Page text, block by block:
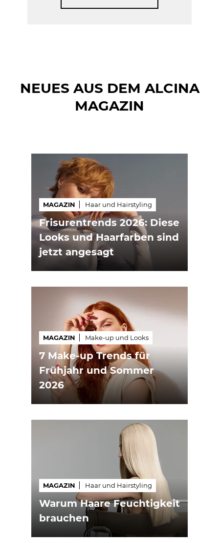
NEUES AUS DEM ALCINA
MAGAZIN
MAGAZIN Haar und Hairstyling
Frisurentrends 2026: Diese
Looks und Haarfarben sind
jetzt angesagt
MAGAZIN Make-up und Looks
7 Make-up Trends für
Frühjahr und Sommer
2026
MAGAZIN Haar und Hairstyling
Warum Haare Feuchtigkeit
brauchen